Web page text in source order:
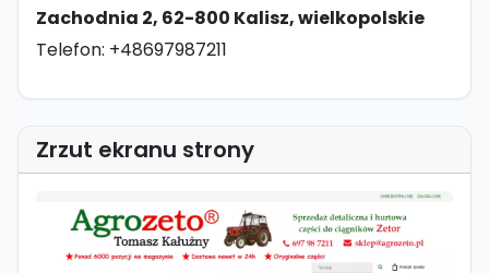
Zachodnia 2, 62-800 Kalisz, wielkopolskie
Telefon: +48697987211
Zrzut ekranu strony